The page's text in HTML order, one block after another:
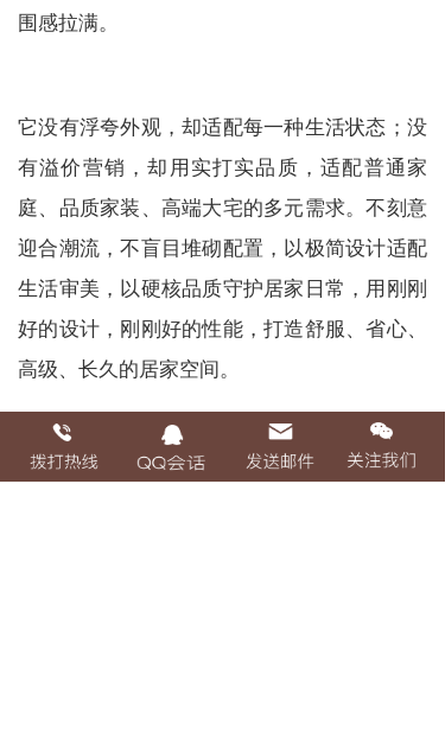
围感拉满。
它没有浮夸外观，却适配每一种生活状态；没
有溢价营销，却用实打实品质，适配普通家
庭、品质家装、高端大宅的多元需求。不刻意
迎合潮流，不盲目堆砌配置，以极简设计适配
生活审美，以硬核品质守护居家日常，用刚刚
好的设计，刚刚好的性能，打造舒服、省心、
高级、长久的居家空间。
极简，是生活的选择；安心，是门窗的使命。